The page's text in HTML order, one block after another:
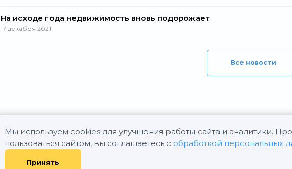
Мы используем cookies для улучшения работы сайта и аналитики.
пользоваться сайтом, вы соглашаетесь с обработкой персональных
Принять
На исходе года недвижимость вновь подорожает
17 декабря 2021
Все новости